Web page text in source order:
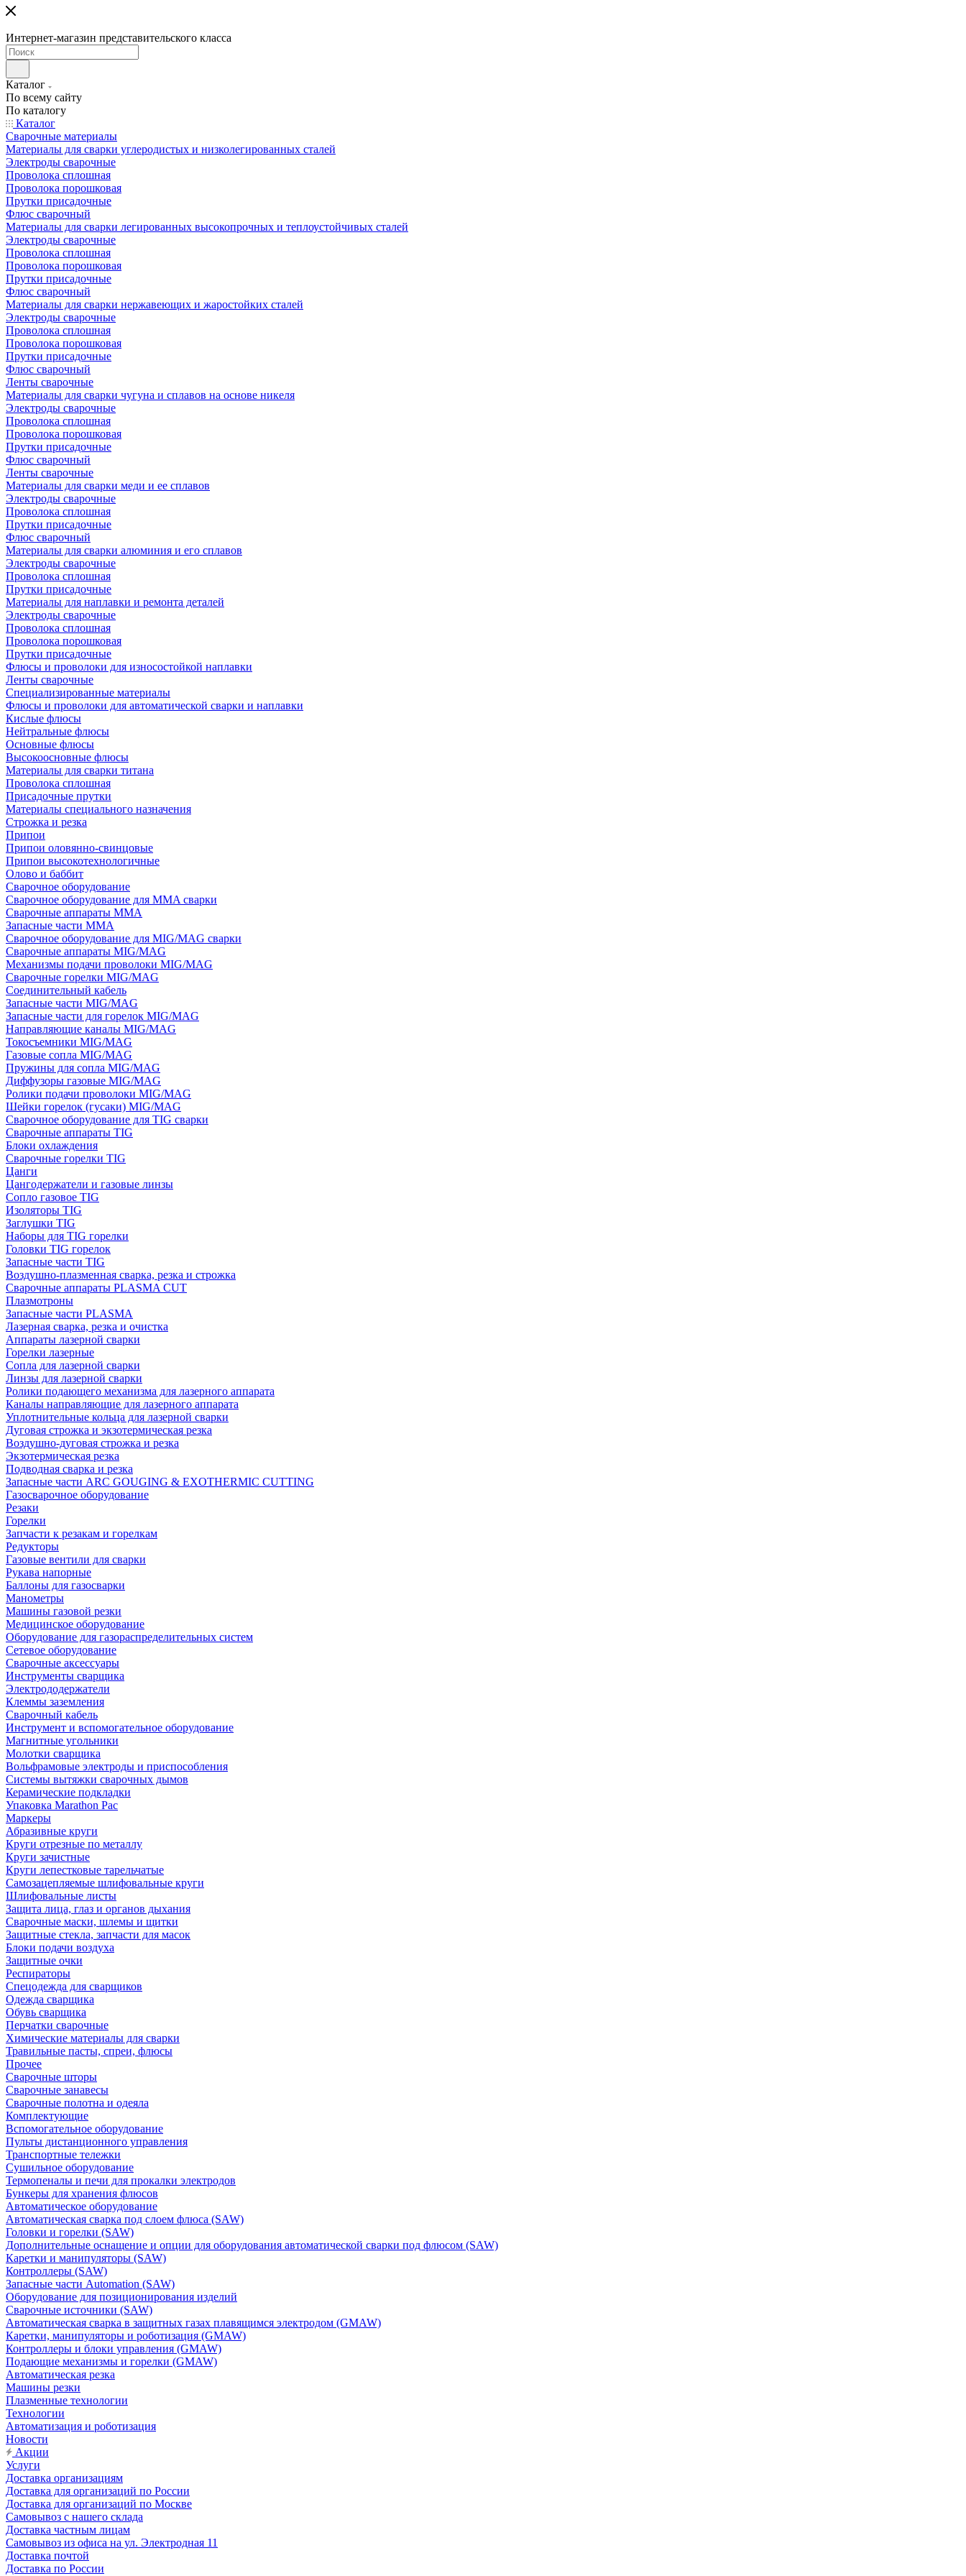
Интернет-магазин представительского класса
Каталог
По всему сайту
По каталогу
Каталог
Сварочные материалы
Материалы для сварки углеродистых и низколегированных сталей
Электроды сварочные
Проволока сплошная
Проволока порошковая
Прутки присадочные
Флюс сварочный
Материалы для сварки легированных высокопрочных и теплоустойчивых сталей
Электроды сварочные
Проволока сплошная
Проволока порошковая
Прутки присадочные
Флюс сварочный
Материалы для сварки нержавеющих и жаростойких сталей
Электроды сварочные
Проволока сплошная
Проволока порошковая
Прутки присадочные
Флюс сварочный
Ленты сварочные
Материалы для сварки чугуна и сплавов на основе никеля
Электроды сварочные
Проволока сплошная
Проволока порошковая
Прутки присадочные
Флюс сварочный
Ленты сварочные
Материалы для сварки меди и ее сплавов
Электроды сварочные
Проволока сплошная
Прутки присадочные
Флюс сварочный
Материалы для сварки алюминия и его сплавов
Электроды сварочные
Проволока сплошная
Прутки присадочные
Материалы для наплавки и ремонта деталей
Электроды сварочные
Проволока сплошная
Проволока порошковая
Прутки присадочные
Флюсы и проволоки для износостойкой наплавки
Ленты сварочные
Специализированные материалы
Флюсы и проволоки для автоматической сварки и наплавки
Кислые флюсы
Нейтральные флюсы
Основные флюсы
Высокоосновные флюсы
Материалы для сварки титана
Проволока сплошная
Присадочные прутки
Материалы специального назначения
Строжка и резка
Припои
Припои оловянно-свинцовые
Припои высокотехнологичные
Олово и баббит
Сварочное оборудование
Сварочное оборудование для MMA сварки
Сварочные аппараты MMA
Запасные части MMA
Сварочное оборудование для MIG/MAG сварки
Сварочные аппараты MIG/MAG
Механизмы подачи проволоки MIG/MAG
Сварочные горелки MIG/MAG
Соединительный кабель
Запасные части MIG/MAG
Запасные части для горелок MIG/MAG
Направляющие каналы MIG/MAG
Токосъемники MIG/MAG
Газовые сопла MIG/MAG
Пружины для сопла MIG/MAG
Диффузоры газовые MIG/MAG
Ролики подачи проволоки MIG/MAG
Шейки горелок (гусаки) MIG/MAG
Сварочное оборудование для TIG сварки
Сварочные аппараты TIG
Блоки охлаждения
Сварочные горелки TIG
Цанги
Цангодержатели и газовые линзы
Сопло газовое TIG
Изоляторы TIG
Заглушки TIG
Наборы для TIG горелки
Головки TIG горелок
Запасные части TIG
Воздушно-плазменная сварка, резка и строжка
Сварочные аппараты PLASMA CUT
Плазмотроны
Запасные части PLASMA
Лазерная сварка, резка и очистка
Аппараты лазерной сварки
Горелки лазерные
Сопла для лазерной сварки
Линзы для лазерной сварки
Ролики подающего механизма для лазерного аппарата
Каналы направляющие для лазерного аппарата
Уплотнительные кольца для лазерной сварки
Дуговая строжка и экзотермическая резка
Воздушно-дуговая строжка и резка
Экзотермическая резка
Подводная сварка и резка
Запасные части ARC GOUGING & EXOTHERMIC CUTTING
Газосварочное оборудование
Резаки
Горелки
Запчасти к резакам и горелкам
Редукторы
Газовые вентили для сварки
Рукава напорные
Баллоны для газосварки
Манометры
Машины газовой резки
Медицинское оборудование
Оборудование для газораспределительных систем
Сетевое оборудование
Сварочные аксессуары
Инструменты сварщика
Электрододержатели
Клеммы заземления
Сварочный кабель
Инструмент и вспомогательное оборудование
Магнитные угольники
Молотки сварщика
Вольфрамовые электроды и приспособления
Системы вытяжки сварочных дымов
Керамические подкладки
Упаковка Marathon Pac
Маркеры
Абразивные круги
Круги отрезные по металлу
Круги зачистные
Круги лепестковые тарельчатые
Самозацепляемые шлифовальные круги
Шлифовальные листы
Защита лица, глаз и органов дыхания
Сварочные маски, шлемы и щитки
Защитные стекла, запчасти для масок
Блоки подачи воздуха
Защитные очки
Респираторы
Спецодежда для сварщиков
Одежда сварщика
Обувь сварщика
Перчатки сварочные
Химические материалы для сварки
Травильные пасты, спреи, флюсы
Прочее
Сварочные шторы
Сварочные занавесы
Сварочные полотна и одеяла
Комплектующие
Вспомогательное оборудование
Пульты дистанционного управления
Транспортные тележки
Сушильное оборудование
Термопеналы и печи для прокалки электродов
Бункеры для хранения флюсов
Автоматическое оборудование
Автоматическая сварка под слоем флюса (SAW)
Головки и горелки (SAW)
Дополнительные оснащение и опции для оборудования автоматической сварки под флюсом (SAW)
Каретки и манипуляторы (SAW)
Контроллеры (SAW)
Запасные части Automation (SAW)
Оборудование для позиционирования изделий
Сварочные источники (SAW)
Автоматическая сварка в защитных газах плавящимся электродом (GMAW)
Каретки, манипуляторы и роботизация (GMAW)
Контроллеры и блоки управления (GMAW)
Подающие механизмы и горелки (GMAW)
Автоматическая резка
Машины резки
Плазменные технологии
Технологии
Автоматизация и роботизация
Новости
Акции
Услуги
Доставка организациям
Доставка для организаций по России
Доставка для организаций по Москве
Самовывоз с нашего склада
Доставка частным лицам
Самовывоз из офиса на ул. Электродная 11
Доставка почтой
Доставка по России